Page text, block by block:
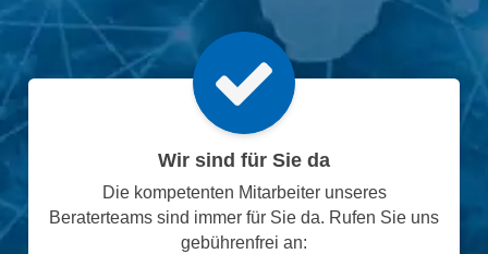
Wir sind für Sie da
Die kompetenten Mitarbeiter unseres
Beraterteams sind immer für Sie da. Rufen Sie uns
gebührenfrei an: